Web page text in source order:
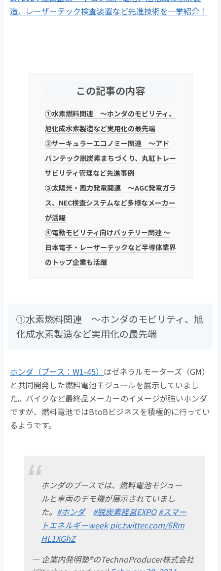
造、レーザーテック検査装置など先進技術を一挙紹介！
この記事の内容
①水素燃料関連 ～ホンダのモビリティ、
旭化成水素製造など実用化の最先端
②サーキュラーエコノミー関連 ～アド
バンテック脱炭素まちづくり、丸紅トレー
サビリティ管理など先進事例
③太陽光・風力発電関連 ～AGC発電ガラ
ス、NEC検査システムなど多様なメーカー
が活躍
④電動モビリティ向けバッテリー関連 ～
日本電子・レーザーテックなど半導体業界
のトップ企業も活躍
①水素燃料関連 ～ホンダのモビリティ、旭
化成水素製造など実用化の最先端
ホンダ（ブース：W1-45） はゼネラルモーターズ（GM）
と共同開発した燃料電池モジュールを展示していまし
た。バイクなど最終品メーカーのイメージが強いホンダ
ですが、燃料電池ではBtoBビジネスを積極的に行ってい
るようです。
ホンダのブースでは、燃料電池モジュー
ルと車両のデモ機が展示されていまし
た。 #ホンダ #脱炭素経営EXPO #スマー
トエネルギーweek pic.twitter.com/6Rm
HL1XGhZ
— 企業内発明塾®のTechnoProducer株式会社